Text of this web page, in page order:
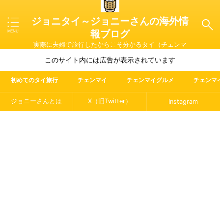
ジョニタイ～ジョニーさんの海外情
報ブログ
実際に夫婦で旅行したからこそ分かるタイ（チェンマ
イ）やマレーシア・ラオス・イタリアの魅力を紹介
このサイト内には広告が表示されています
初めてのタイ旅行 チェンマイ チェンマイグルメ チェンマ
ジョニーさんとは X（旧Twitter） Instagram